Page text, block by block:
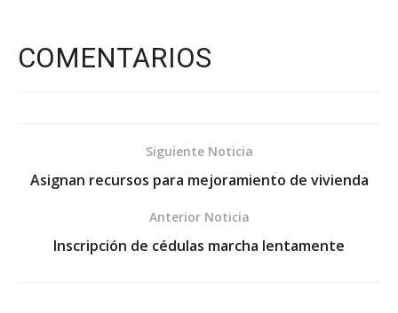
COMENTARIOS
Siguiente Noticia
Asignan recursos para mejoramiento de vivienda
Anterior Noticia
Inscripción de cédulas marcha lentamente